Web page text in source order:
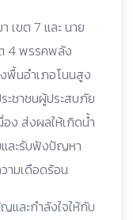
เขต 7 และ นาย
4 พรรคพลัง
พื้นอำเภอโนนสูง
ะชาชนผู้ประสบภัย
ง ส่งผลให้เกิดน้ำ
ละรับฟังปัญหา
ามเดือดร้อน
และกำลังใจให้กับ